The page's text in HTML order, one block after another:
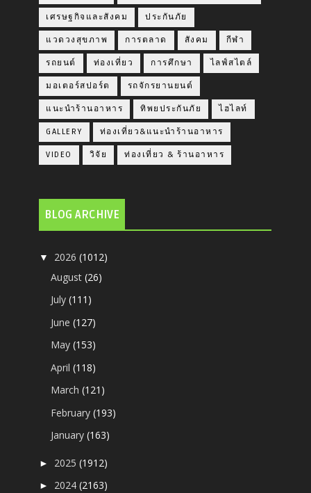
เศรษฐกิจและสังคม ประกันภัย
แวดวงสุขภาพ การตลาด สังคม กีฬา
รถยนต์ ท่องเที่ยว การศึกษา ไลฟ์สไตล์
มอเตอร์สปอร์ต รถจักรยานยนต์
แนะนำร้านอาหาร ทิพยประกันภัย ไฮไลท์
GALLERY ท่องเที่ยว&แนะนำร้านอาหาร
VIDEO วิจัย ท่องเที่ยว & ร้านอาหาร
BLOG ARCHIVE
▼ 2026(1012)
August(26)
July(111)
June(127)
May(153)
April(118)
March(121)
February(193)
January(163)
► 2025(1912)
► 2024(2163)